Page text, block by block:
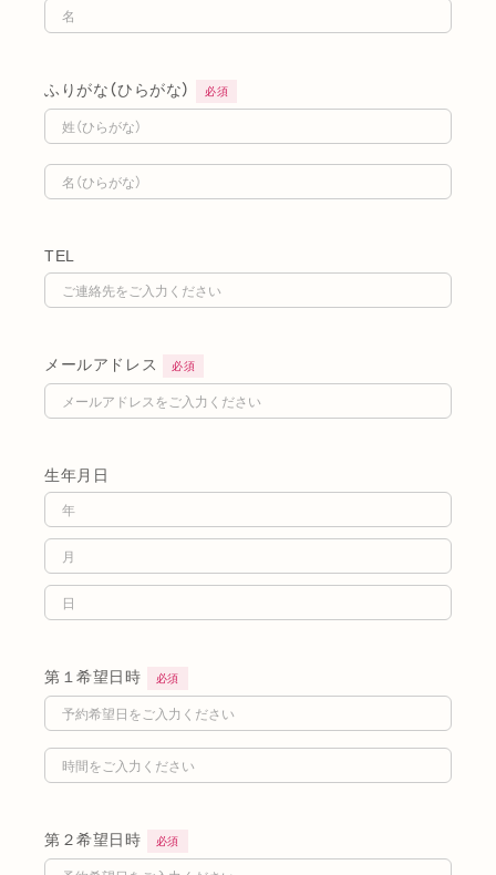
ふりがな（ひらがな） 必須
TEL
メールアドレス 必須
生年月日
第１希望日時 必須
第２希望日時 必須